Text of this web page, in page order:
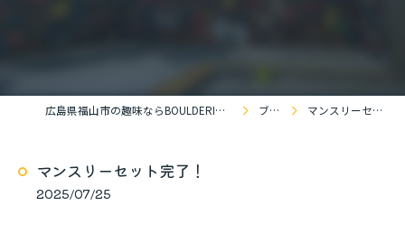
広島県福山市の趣味ならBOULDERING SPACE KOKOPELLi ブログ マンスリーセット完了！
マンスリーセット完了！
2025/07/25